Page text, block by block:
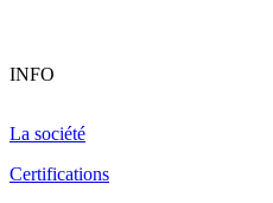
INFO
La société
Certifications